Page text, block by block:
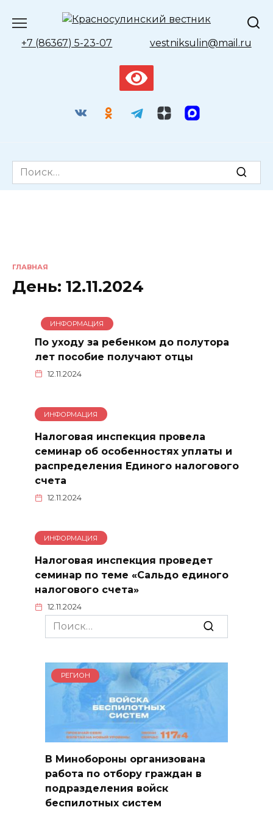
содержанию
+7 (86367) 5-23-07 vestniksulin@mail.ru
Search
for:
ГЛАВНАЯ
День: 12.11.2024
ИНФОРМАЦИЯ
По уходу за ребенком до полутора
лет пособие получают отцы
12.11.2024
ИНФОРМАЦИЯ
Налоговая инспекция провела
семинар об особенностях уплаты и
распределения Единого налогового
счета
12.11.2024
ИНФОРМАЦИЯ
Налоговая инспекция проведет
семинар по теме «Сальдо единого
налогового счета»
12.11.2024
Search
for:
РЕГИОН
В Минобороны организована
работа по отбору граждан в
подразделения войск
беспилотных систем